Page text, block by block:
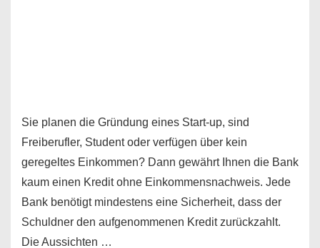
Sie planen die Gründung eines Start-up, sind
Freiberufler, Student oder verfügen über kein
geregeltes Einkommen? Dann gewährt Ihnen die Bank
kaum einen Kredit ohne Einkommensnachweis. Jede
Bank benötigt mindestens eine Sicherheit, dass der
Schuldner den aufgenommenen Kredit zurückzahlt.
Die Aussichten …